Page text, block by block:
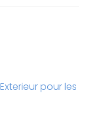
pour les